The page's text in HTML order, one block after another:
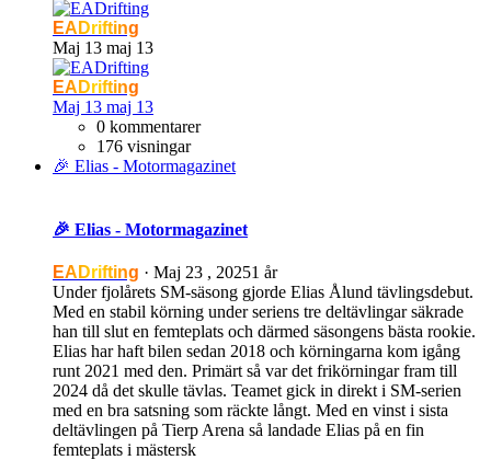
EADrifting
Maj 13 maj 13
EADrifting
Maj 13 maj 13
0 kommentarer
176 visningar
🎉 Elias - Motormagazinet
🎉 Elias - Motormagazinet
EADrifting · Maj 23 , 20251 år
Under fjolårets SM-säsong gjorde Elias Ålund tävlingsdebut.
Med en stabil körning under seriens tre deltävlingar säkrade
han till slut en femteplats och därmed säsongens bästa rookie.
Elias har haft bilen sedan 2018 och körningarna kom igång
runt 2021 med den. Primärt så var det frikörningar fram till
2024 då det skulle tävlas. Teamet gick in direkt i SM-serien
med en bra satsning som räckte långt. Med en vinst i sista
deltävlingen på Tierp Arena så landade Elias på en fin
femteplats i mästersk